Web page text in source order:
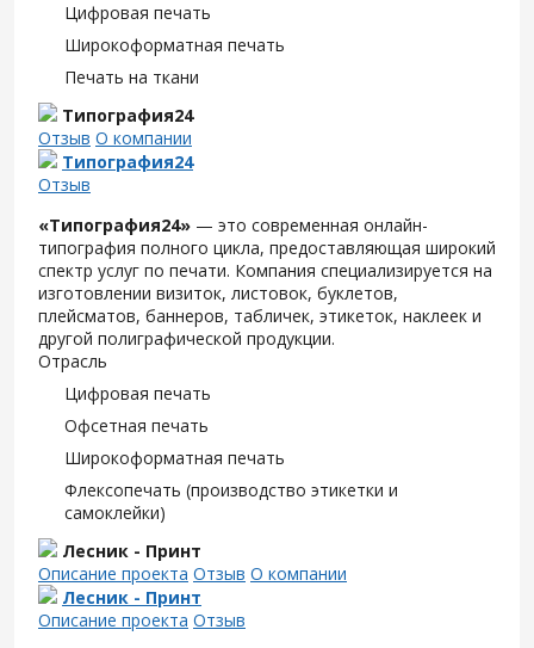
Цифровая печать
Широкоформатная печать
Печать на ткани
Типография24
Отзыв О компании
Типография24
Отзыв
«Типография24» — это современная онлайн-
типография полного цикла, предоставляющая широкий
спектр услуг по печати. Компания специализируется на
изготовлении визиток, листовок, буклетов,
плейсматов, баннеров, табличек, этикеток, наклеек и
другой полиграфической продукции.
Отрасль
Цифровая печать
Офсетная печать
Широкоформатная печать
Флексопечать (производство этикетки и
самоклейки)
Лесник - Принт
Описание проекта Отзыв О компании
Лесник - Принт
Описание проекта Отзыв